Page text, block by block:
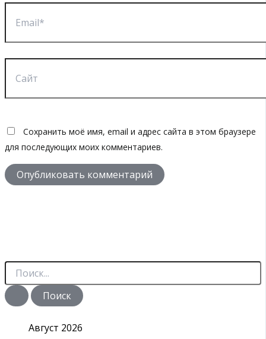
Сохранить моё имя, email и адрес сайта в этом браузере
для последующих моих комментариев.
П
и
с
Август 2026